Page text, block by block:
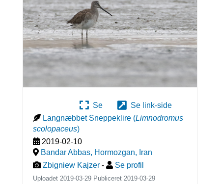
Se
Se link-side
Langnæbbet Sneppeklire (Limnodromus
scolopaceus)
2019-02-10
Bandar Abbas, Hormozgan, Iran
Zbigniew Kajzer - Se profil
Uploadet 2019-03-29 Publiceret 2019-03-29